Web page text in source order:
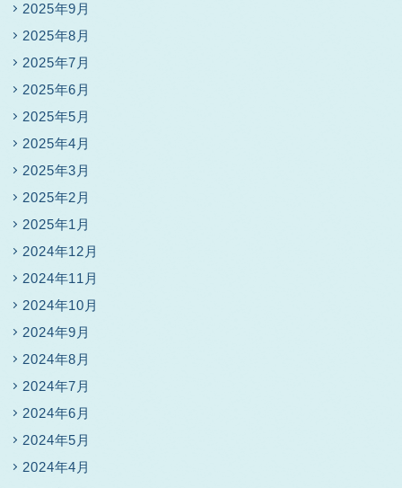
2025年9月
2025年8月
2025年7月
2025年6月
2025年5月
2025年4月
2025年3月
2025年2月
2025年1月
2024年12月
2024年11月
2024年10月
2024年9月
2024年8月
2024年7月
2024年6月
2024年5月
2024年4月